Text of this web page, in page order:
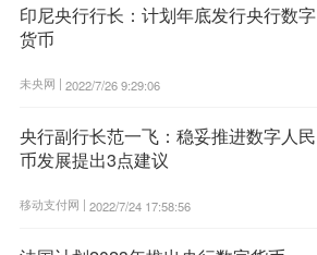
印尼央行行长：计划年底发行央行数字
货币
未央网 | 2022/7/26 9:29:06
央行副行长范一飞：稳妥推进数字人民
币发展提出3点建议
移动支付网 | 2022/7/24 17:58:56